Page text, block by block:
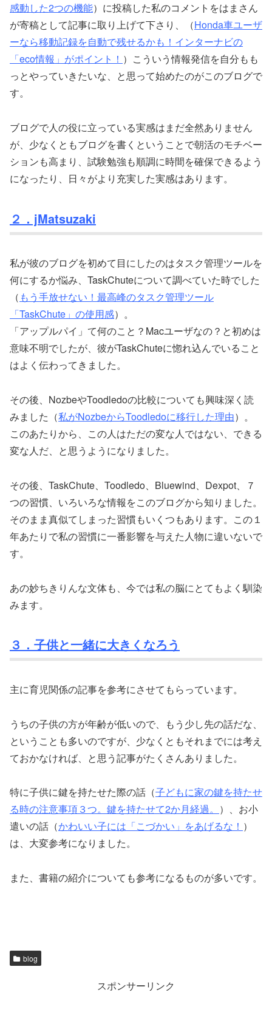
感動した2つの機能）に投稿した私のコメントをはまさん
が寄稿として記事に取り上げて下さり、（Honda車ユーザ
ーなら移動記録を自動で残せるかも！インターナビの
「eco情報」がポイント！ ）こういう情報発信を自分もも
っとやっていきたいな、と思って始めたのがこのブログで
す。
ブログで人の役に立っている実感はまだ全然ありません
が、少なくともブログを書くということで朝活のモチベー
ションも高まり、試験勉強も順調に時間を確保できるよう
になったり、日々がより充実した実感はあります。
２．jMatsuzaki
私が彼のブログを初めて目にしたのはタスク管理ツールを
何にするか悩み、TaskChuteについて調べていた時でした
（ もう手放せない！最高峰のタスク管理ツール
「TaskChute」の使用感）。
「アップルパイ」て何のこと？Macユーザなの？と初めは
意味不明でしたが、彼がTaskChuteに惚れ込んでいること
はよく伝わってきました。
その後、NozbeやToodledoの比較についても興味深く読
みました（私がNozbeからToodledoに移行した理由）。
このあたりから、この人はただの変な人ではない、できる
変な人だ、と思うようになりました。
その後、TaskChute、Toodledo、Bluewind、Dexpot、７
つの習慣、いろいろな情報をこのブログから知りました。
そのまま真似てしまった習慣もいくつもあります。この１
年あたりで私の習慣に一番影響を与えた人物に違いないで
す。
あの妙ちきりんな文体も、今では私の脳にとてもよく馴染
みます。
３．子供と一緒に大きくなろう
主に育児関係の記事を参考にさせてもらっています。
うちの子供の方が年齢が低いので、もう少し先の話だな、
ということも多いのですが、少なくともそれまでには考え
ておかなければ、と思う記事がたくさんありました。
特に子供に鍵を持たせた際の話（子どもに家の鍵を持たせ
る時の注意事項３つ。鍵を持たせて2か月経過。 ）、お小
遣いの話（かわいい子には「こづかい」をあげるな！ ）
は、大変参考になりました。
また、書籍の紹介についても参考になるものが多いです。
blog
スポンサーリンク